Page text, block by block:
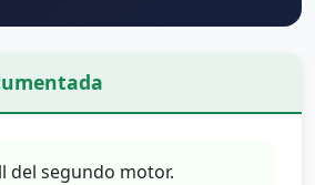
del segundo motor.